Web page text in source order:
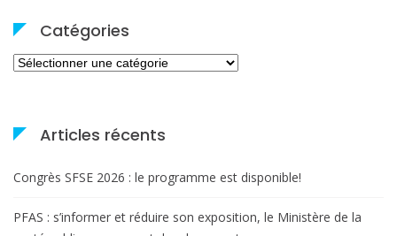
Catégories
Catégories
Articles récents
Congrès SFSE 2026 : le programme est disponible!
PFAS : s’informer et réduire son exposition, le Ministère de la